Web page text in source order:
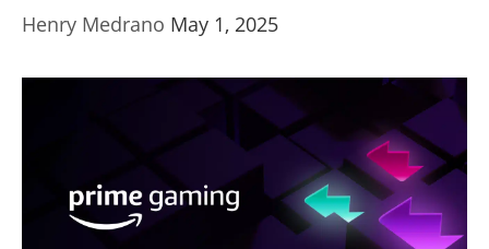
Henry Medrano May 1, 2025